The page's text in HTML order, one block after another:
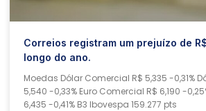
Correios registram um prejuízo de
longo do ano.
Moedas Dólar Comercial R$ 5,335 -0,31%
5,540 -0,33% Euro Comercial R$ 6,190 -
6,435 -0,41% B3 Ibovespa 159.277 pts